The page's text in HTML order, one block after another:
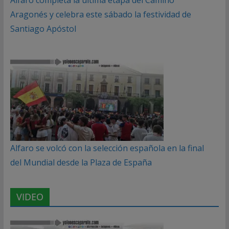
Aragonés y celebra este sábado la festividad de
Santiago Apóstol
Alfaro se volcó con la selección española en la final
del Mundial desde la Plaza de España
VIDEO